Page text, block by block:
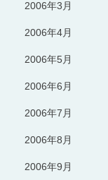
2006年3月
2006年4月
2006年5月
2006年6月
2006年7月
2006年8月
2006年9月